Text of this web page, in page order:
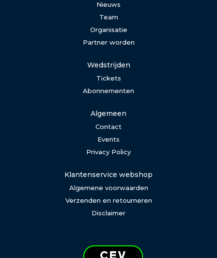
Nieuws
Team
Organisatie
Partner worden
Wedstrijden
Tickets
Abonnementen
Algemeen
Contact
Events
Privacy Policy
Klantenservice webshop
Algemene voorwaarden
Verzenden en retourneren
Disclaimer